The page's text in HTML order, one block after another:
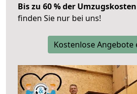
Bis zu 60 % der
finden Sie nur bei uns!
Kostenlose Angebote